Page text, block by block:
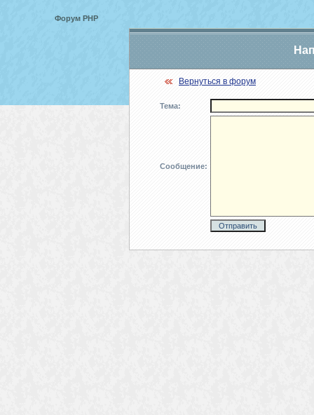
Форум PHP
Вернуться в форум
Тема:
Сообщение: